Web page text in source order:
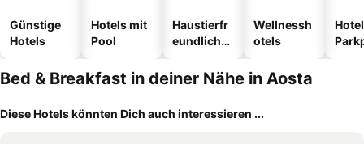
Günstige
Hotels
Hotels mit
Pool
Haustierfr
eundliche
Wellnessh
otels
Bed & Breakfast in deiner Nähe in Aosta
Diese Hotels könnten Dich auch interessieren ...